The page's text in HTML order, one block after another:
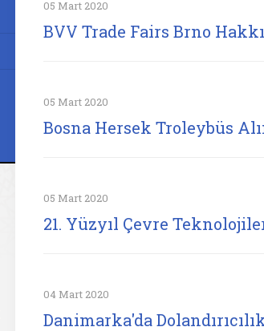
05 Mart 2020
BVV Trade Fairs Brno
05 Mart 2020
Bosna Hersek Troleybüs
05 Mart 2020
21. Yüzyıl Çevre
04 Mart 2020
Danimarka'da